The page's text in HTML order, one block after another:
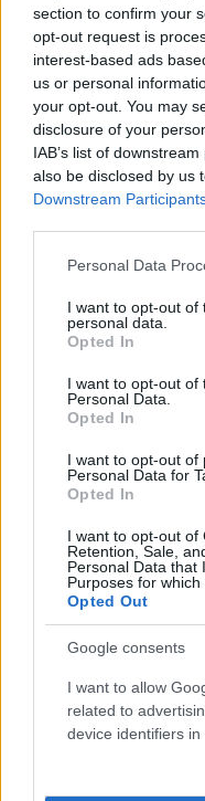
section to confirm your
opt-out request is
interest-based ads
us or personal
your opt-out. You may
disclosure of your
IAB’s list of
also be disclosed by us
Downstream
Please note that this
not limited to your visit
grant or deny consent
use your data for below
consent section.
Personal Data
I want to opt-out of
personal data.
Opted In
I want to opt-out of
Personal Data.
Opted In
I want to opt-out of
Personal Data for
Opted In
I want to opt-out of
Retention, Sale,
Personal Data that
Purposes for which
Opted Out
Google consents
I want to allow
related to
device identifiers in
ετών - υπέκυψε στα
νοσηλεύονται με